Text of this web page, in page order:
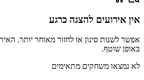
אין אירועים להצגה כרגע
אפשר לשנות סינון או לחזור מאוחר יותר.
באופן שוטף.
לא נמצאו משחקים מתאימים